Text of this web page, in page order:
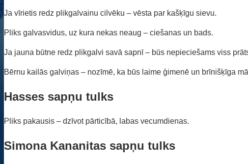
Ja vīrietis redz plikgalvainu cilvēku – vēsta par kašķīgu sievu.
Pliks galvasvidus, uz kura nekas neaug – ciešanas un bads.
Ja jauna būtne redz plikgalvi savā sapnī – būs nepieciešams viss
Bērnu kailās galviņas – nozīmē, ka būs laime ģimenē un brīnišķīga
Hasses sapņu tulks
Pliks pakausis – dzīvot pārticībā, labas vecumdienas.
Simona Kananitas sapņu tulks